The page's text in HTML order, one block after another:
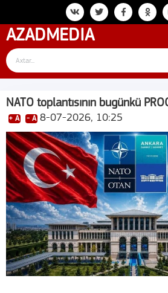
AZADMEDIA
NATO toplantısının bugünkü
+ A - A 8-07-2026, 10:25